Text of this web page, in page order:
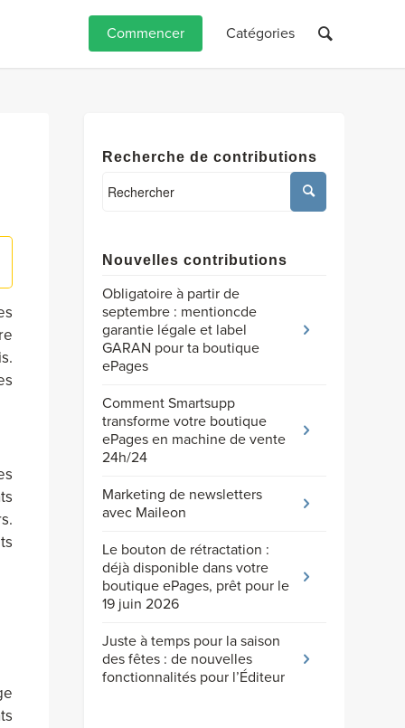
Commencer Catégories
Recherche de contributions
Nouvelles contributions
Obligatoire à partir de
septembre : mentioncde
garantie légale et label
GARAN pour ta boutique
ePages
Comment Smartsupp
transforme votre boutique
ePages en machine de vente
24h/24
Marketing de newsletters
avec Maileon
Le bouton de rétractation :
déjà disponible dans votre
boutique ePages, prêt pour le
19 juin 2026
Juste à temps pour la saison
des fêtes : de nouvelles
fonctionnalités pour l’Éditeur